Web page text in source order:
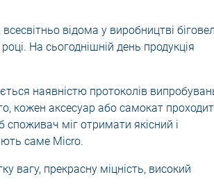
відома у виробництві
На сьогоднішній день продукція
наявністю протоколів
кожен аксесуар або самокат
споживач міг отримати якісний і
саме Micro.
вагу, прекрасну міцність, високий